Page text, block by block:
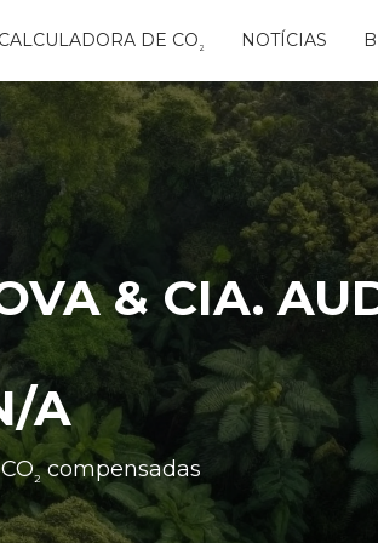
CALCULADORA DE CO² NOTÍCIAS
& CIA.
A
²compensadas